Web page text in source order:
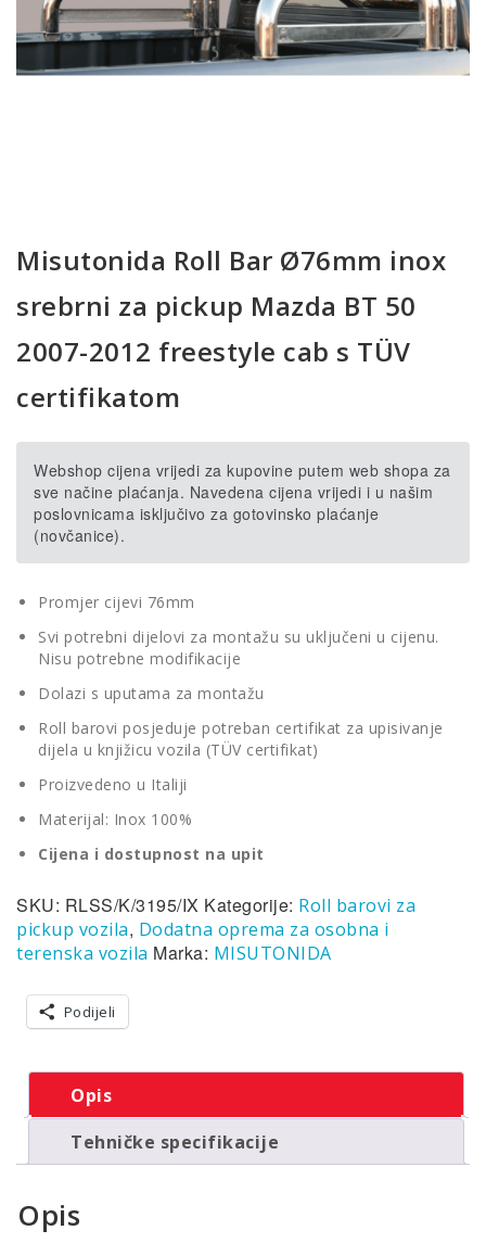
Misutonida Roll Bar Ø76mm inox
srebrni za pickup Mazda BT 50
2007-2012 freestyle cab s TÜV
certifikatom
Webshop cijena vrijedi za kupovine putem web shopa za
sve načine plaćanja. Navedena cijena vrijedi i u našim
poslovnicama isključivo za gotovinsko plaćanje
(novčanice).
Promjer cijevi 76mm
Svi potrebni dijelovi za montažu su uključeni u cijenu.
Nisu potrebne modifikacije
Dolazi s uputama za montažu
Roll barovi posjeduje potreban certifikat za upisivanje
dijela u knjižicu vozila (TÜV certifikat)
Proizvedeno u Italiji
Materijal: Inox 100%
Cijena i dostupnost na upit
SKU: RLSS/K/3195/IX Kategorije: Roll barovi za
pickup vozila, Dodatna oprema za osobna i
terenska vozila Marka: MISUTONIDA
Podijeli
Opis
Tehničke specifikacije
Opis